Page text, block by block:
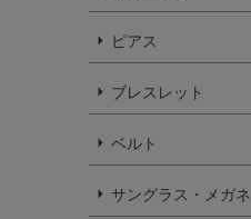
ピアス
ブレスレット
ベルト
サングラス・メガネ